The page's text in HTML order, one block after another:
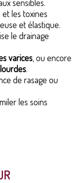
sensibles.
les toxines
et élastique.
le drainage
varices , ou encore
.
de rasage ou
les soins